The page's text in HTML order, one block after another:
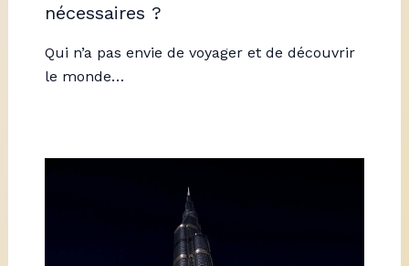
nécessaires ?
Qui n’a pas envie de voyager et de découvrir
le monde…